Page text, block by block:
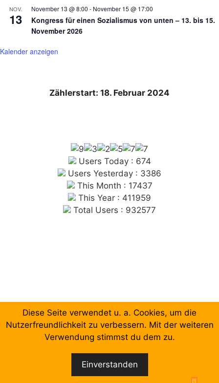
NOV.
13
November 13 @ 8:00 - November 15 @ 17:00
Kongress für einen Sozialismus von unten – 13. bis 15.
November 2026
Kalender anzeigen
Zählerstart: 18. Februar 2024
Users Today : 674
Users Yesterday : 3386
This Month : 17437
This Year : 411959
Total Users : 932577
Chronologische Aufzählung der Beiträge
© 2026 Forum Gewerkschaftliche Linke Berlin •
Diese Seite verwendet u. a. Cookies, um die
Nutzerfreundlichkeit zu verbessern. Mit der weiteren
Verwendung stimmst du dem zu.
Einverstanden